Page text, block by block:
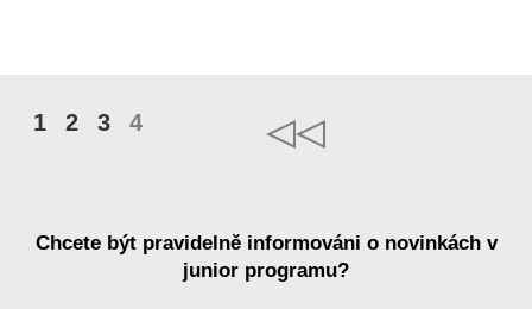
1 2 3 4
Chcete být pravidelně informováni o novinkách v
junior programu?